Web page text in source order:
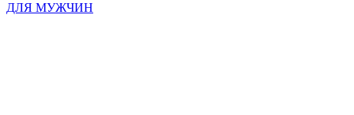
ДЛЯ МУЖЧИН